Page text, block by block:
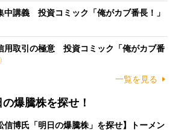
中講義 投資コミック「俺がカブ番長！」
用取引の極意 投資コミック「俺がカブ番
一覧を見る
爆騰株を探せ！
信博氏「明日の爆騰株」を探せ】トーメン